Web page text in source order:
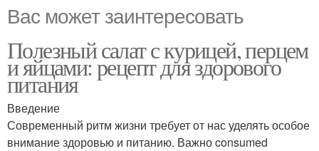
Вас может заинтересовать
Полезный салат с курицей, перцем
и яйцами: рецепт для здорового
питания
Введение
Современный ритм жизни требует от нас уделять особое
внимание здоровью и питанию. Важно consumed